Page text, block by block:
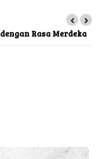
Rasa Merdeka